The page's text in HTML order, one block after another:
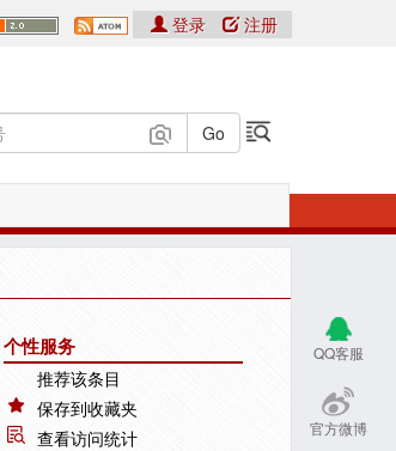
登录 注册
QQ客服
官方微博
个性服务
推荐该条目
保存到收藏夹
查看访问统计